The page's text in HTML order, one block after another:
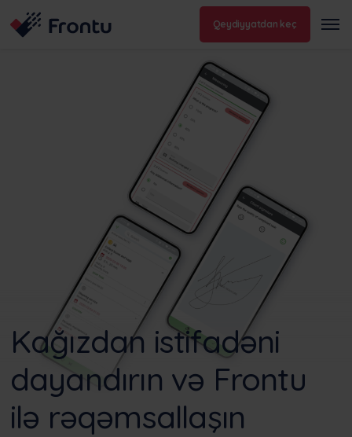
Qeydiyyatdan keç
Kağızdan istifadəni
dayandırın və Frontu
ilə rəqəmsallaşın